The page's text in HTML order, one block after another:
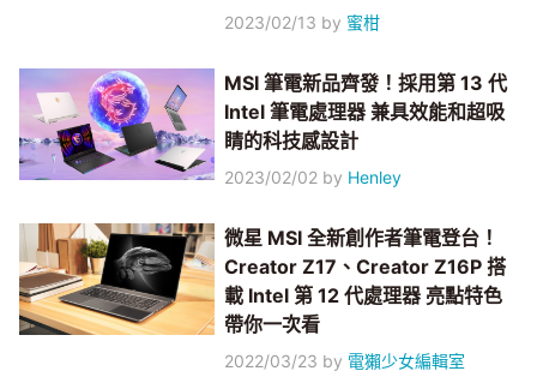
2023/02/13 by 蜜柑
MSI 筆電新品齊發！採用第 13 代
Intel 筆電處理器 兼具效能和超吸
睛的科技感設計
2023/02/02 by Henley
微星 MSI 全新創作者筆電登台！
Creator Z17、Creator Z16P 搭
載 Intel 第 12 代處理器 亮點特色
帶你一次看
2022/03/23 by 電獺少女編輯室